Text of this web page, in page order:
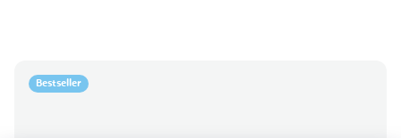
Bestseller